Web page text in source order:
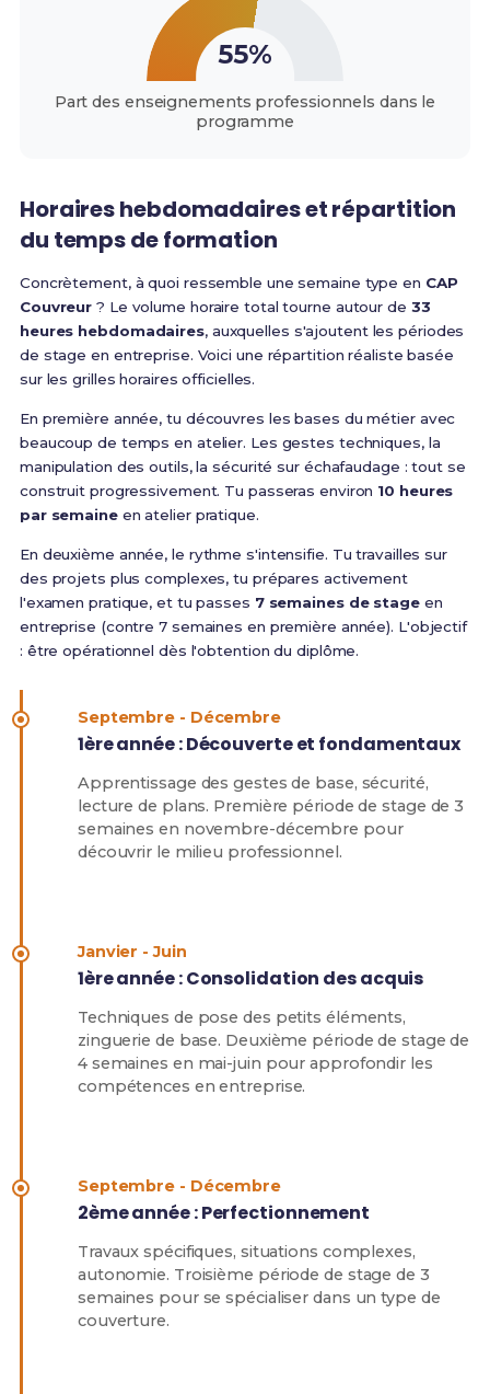
55%
Part des enseignements professionnels dans le
programme
Horaires hebdomadaires et répartition
du temps de formation
Concrètement, à quoi ressemble une semaine type en CAP
Couvreur ? Le volume horaire total tourne autour de 33
heures hebdomadaires, auxquelles s'ajoutent les périodes
de stage en entreprise. Voici une répartition réaliste basée
sur les grilles horaires officielles.
En première année, tu découvres les bases du métier avec
beaucoup de temps en atelier. Les gestes techniques, la
manipulation des outils, la sécurité sur échafaudage : tout se
construit progressivement. Tu passeras environ 10 heures
par semaineen atelier pratique.
En deuxième année, le rythme s'intensifie. Tu travailles sur
des projets plus complexes, tu prépares activement
l'examen pratique, et tu passes 7 semaines de stageen
entreprise (contre 7 semaines en première année). L'objectif
: être opérationnel dès l'obtention du diplôme.
Septembre - Décembre
1ère année : Découverte et fondamentaux
Apprentissage des gestes de base, sécurité,
lecture de plans. Première période de stage de 3
semaines en novembre-décembre pour
découvrir le milieu professionnel.
Janvier - Juin
1ère année : Consolidation des acquis
Techniques de pose des petits éléments,
zinguerie de base. Deuxième période de stage de
4 semaines en mai-juin pour approfondir les
compétences en entreprise.
Septembre - Décembre
2ème année : Perfectionnement
Travaux spécifiques, situations complexes,
autonomie. Troisième période de stage de 3
semaines pour se spécialiser dans un type de
couverture.